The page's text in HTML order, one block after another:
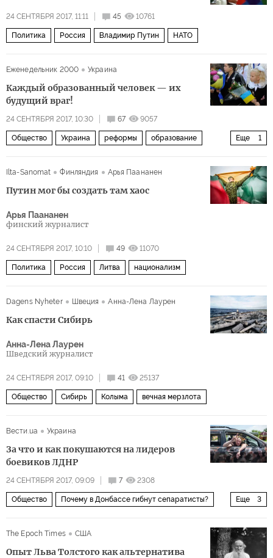
24 СЕНТЯБРЯ 2017, 11:11 45 10761
Политика Россия Владимир Путин НАТО
Еженедельник 2000 Украина
Каждый образованный человек — их
будущий враг!
24 СЕНТЯБРЯ 2017, 10:30 67 9057
Еще 1
Общество Украина реформы образование
Ilta-Sanomat
Финляндия Арья Паананен
Путин мог бы создать там хаос
Арья Паананен
финский журналист
24 СЕНТЯБРЯ 2017, 10:10 49 11070
Политика Россия Литва национализм
Dagens Nyheter Швеция Анна-Лена Лаурен
Как спасти Сибирь
Анна-Лена Лаурен
Шведский журналист
24 СЕНТЯБРЯ 2017, 09:10 41 25137
Общество Сибирь Колыма вечная мерзлота
Вести.ua Украина
За что и как покушаются на лидеров
боевиков ЛДНР
24 СЕНТЯБРЯ 2017, 09:09 7 2308
Еще 3
Общество Почему в Донбассе гибнут сепаратисты?
The Epoch Times
США
Опыт Льва Толстого как альтернатива